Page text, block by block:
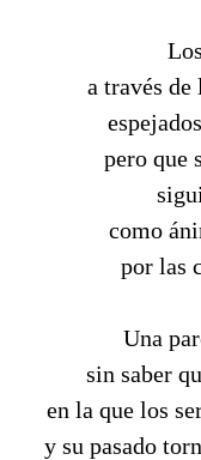
a través de
pero que
como
por las
Una
sin saber
en la que los
y su pasado